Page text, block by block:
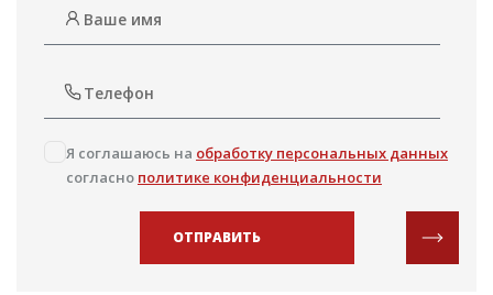
Я соглашаюсь на обработку персональных данных
согласно политике конфиденциальности
ОТПРАВИТЬ